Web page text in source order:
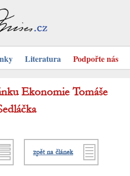
Literatura Podpořte nás
Ekonomie Tomáše
zpět na článek